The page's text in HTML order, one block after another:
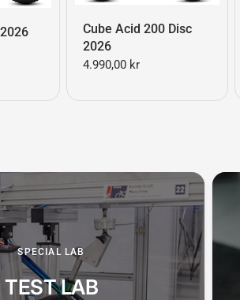
Cube Acid 200 Disc
2026
4.990,00 kr
SPECIAL LAB
TEST LAB